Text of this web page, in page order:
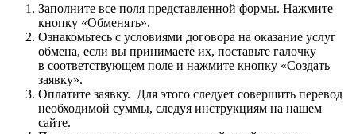
Заполните все поля представленной формы. Нажмите
кнопку «Обменять».
Ознакомьтесь с условиями договора на оказание услуг
обмена, если вы принимаете их, поставьте галочку
в соответствующем поле и нажмите кнопку «Создать
заявку».
Оплатите заявку. Для этого следует совершить перевод
необходимой суммы, следуя инструкциям на нашем
сайте.